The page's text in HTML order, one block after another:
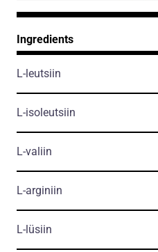
Ingredients
L-leutsiin
L-isoleutsiin
L-valiin
L-arginiin
L-lüsiin